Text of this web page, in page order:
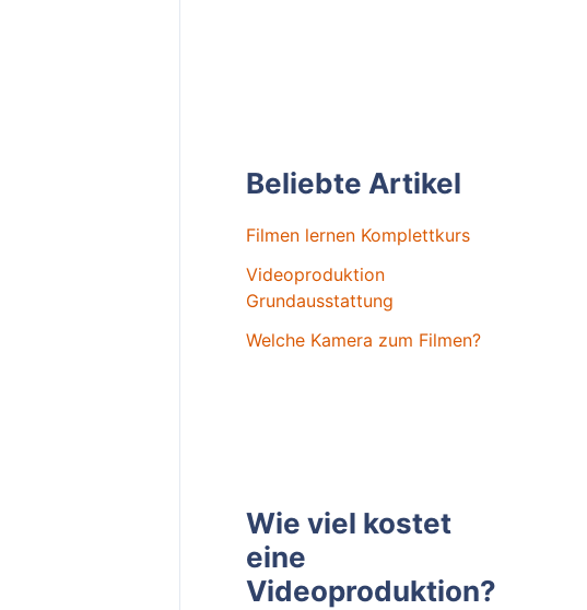
Beliebte Artikel
Filmen lernen Komplettkurs
Videoproduktion
Grundausstattung
Welche Kamera zum Filmen?
Wie viel kostet
eine
Videoproduktion?